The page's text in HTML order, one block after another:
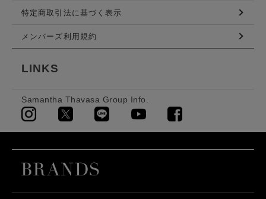
特定商取引法に基づく表示
メンバーズ利用規約
LINKS
Samantha Thavasa Group Info.